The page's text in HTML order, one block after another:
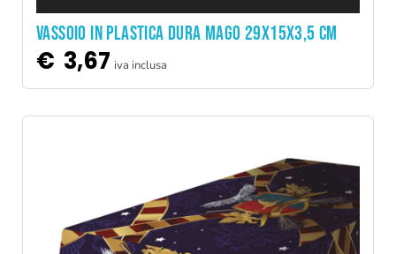
VASSOIO IN PLASTICA DURA MAGO 29x15x3,5 CM
€ 3,67 iva inclusa